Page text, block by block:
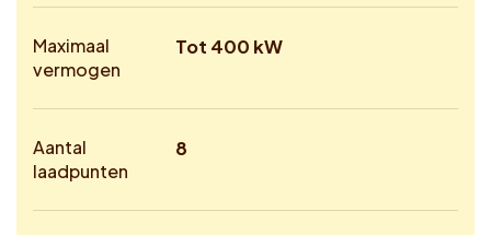
Maximaal
vermogen
Tot 400 kW
Aantal
laadpunten
8